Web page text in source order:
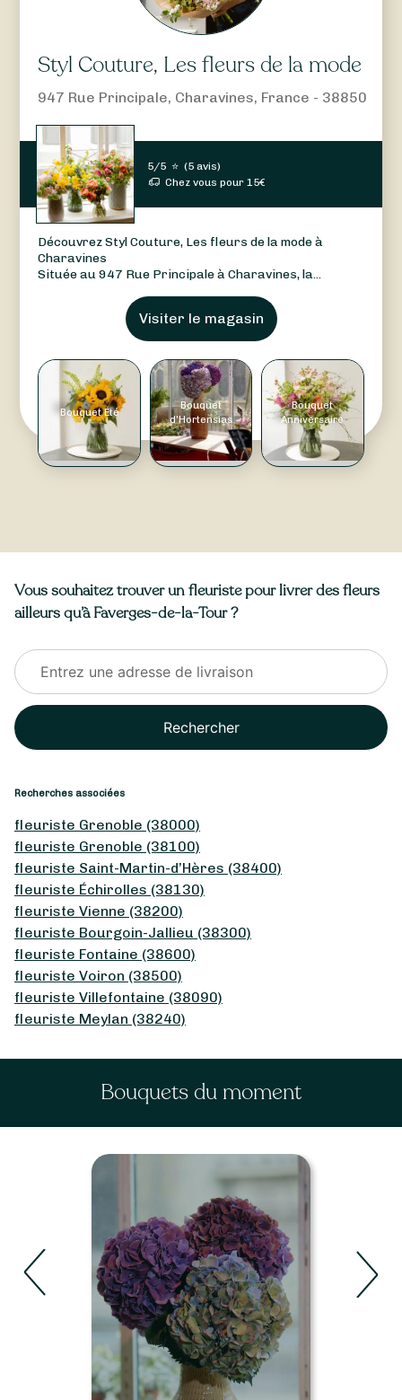
Styl Couture, Les fleurs de la mode
947 Rue Principale, Charavines, France - 38850
5/5 ⭐ (5 avis)
Chez vous pour15€
Découvrez Styl Couture, Les fleurs de la mode à
Charavines
Située au 947 Rue Principale à Charavines, la...
Visiter le magasin
Bouquet Été
Bouquet
d'Hortensias
Bouquet
Anniversaire
Vous souhaitez trouver un fleuriste pour livrer des fleurs
ailleurs qu’à Faverges-de-la-Tour ?
Rechercher
Recherches associées
fleuriste Grenoble (38000)
fleuriste Grenoble (38100)
fleuriste Saint-Martin-d’Hères (38400)
fleuriste Échirolles (38130)
fleuriste Vienne (38200)
fleuriste Bourgoin-Jallieu (38300)
fleuriste Fontaine (38600)
fleuriste Voiron (38500)
fleuriste Villefontaine (38090)
fleuriste Meylan (38240)
Bouquets du moment